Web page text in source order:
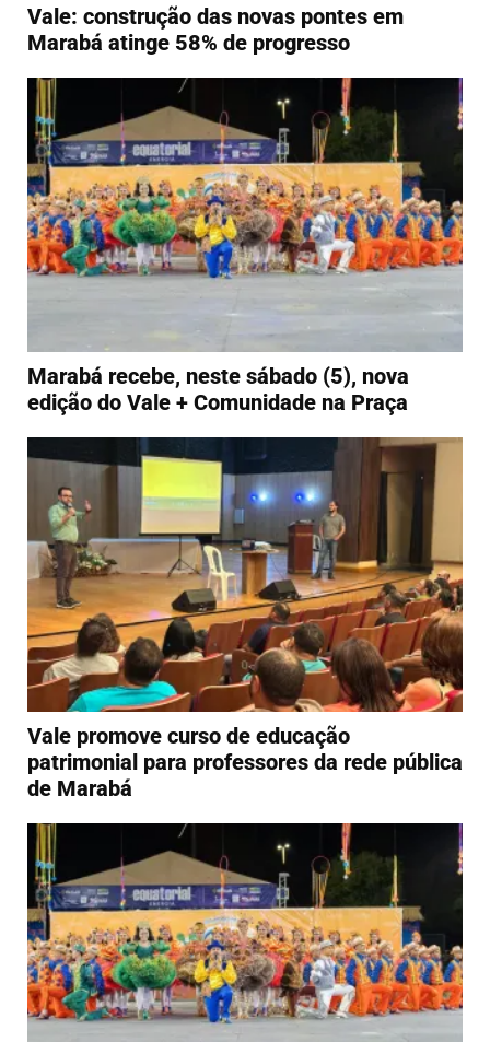
Vale: construção das novas pontes em
Marabá atinge 58% de progresso
Marabá recebe, neste sábado (5), nova
edição do Vale + Comunidade na Praça
Vale promove curso de educação
patrimonial para professores da rede pública
de Marabá